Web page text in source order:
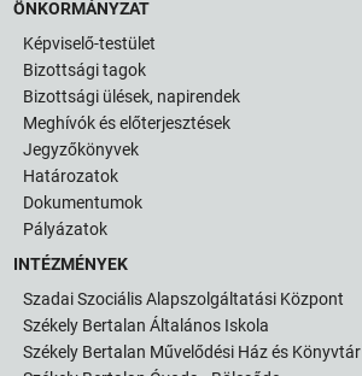
ÖNKORMÁNYZAT
Képviselő-testület
Bizottsági tagok
Bizottsági ülések, napirendek
Meghívók és előterjesztések
Jegyzőkönyvek
Határozatok
Dokumentumok
Pályázatok
INTÉZMÉNYEK
Szadai Szociális Alapszolgáltatási Központ
Székely Bertalan Általános Iskola
Székely Bertalan Művelődési Ház és Könyvtár